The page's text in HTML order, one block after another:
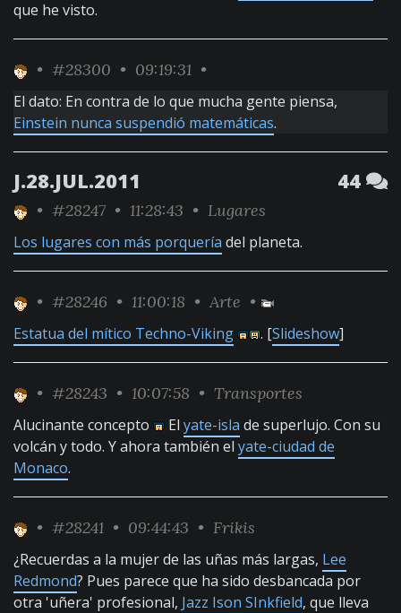
que he visto.
• #28300 • 09:19:31 •
El dato: En contra de lo que mucha gente piensa,
Einstein nunca suspendió matemáticas.
J.28.JUL.2011 44
• #28247 • 11:28:43 • Lugares
Los lugares con más porquería del planeta.
• #28246 • 11:00:18 • Arte •
Estatua del mítico Techno-Viking . [Slideshow]
• #28243 • 10:07:58 • Transportes
Alucinante concepto El yate-isla de superlujo. Con su
volcán y todo. Y ahora también el yate-ciudad de
Monaco.
• #28241 • 09:44:43 • Frikis
¿Recuerdas a la mujer de las uñas más largas, Lee
Redmond? Pues parece que ha sido desbancada por
otra 'uñera' profesional, Jazz Ison SInkfield, que lleva